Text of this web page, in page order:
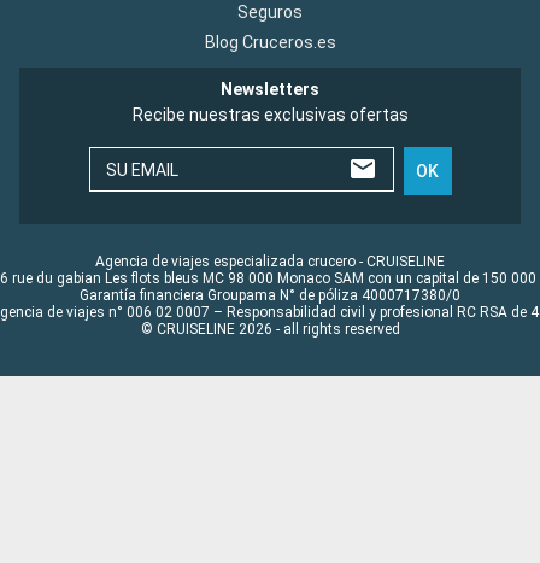
Seguros
Blog Cruceros.es
Newsletters
Recibe nuestras exclusivas ofertas
SU EMAIL OK
Agencia de viajes especializada crucero - CRUISELINE
rue du gabian Les flots bleus MC 98 000 Monaco SAM con un capital de 150 000
Garantía financiera Groupama N° de póliza 4000717380/0
de viajes n° 006 02 0007 – Responsabilidad civil y profesional RC RSA de
© CRUISELINE 2026 - all rights reserved